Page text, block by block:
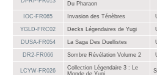
Du Pharaon
IOC-FR065 Invasion des Ténèbres
YGLD-FRC02 Decks Légendaires de Yugi
DUSA-FR054 La Saga Des Duellistes
DR2-FR066 Sombre Révélation Volume 2
LCYW-FR026
Collection Légendaire 3 : Le
Monde de Yugi